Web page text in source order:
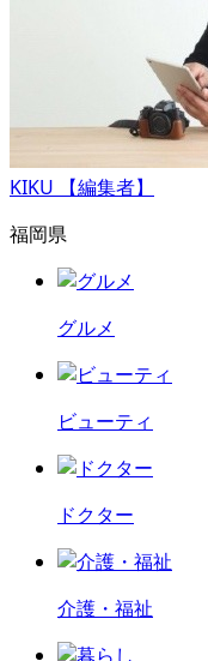
KIKU 【編集者】
福岡県
グルメ
ビューティ
ドクター
介護・福祉